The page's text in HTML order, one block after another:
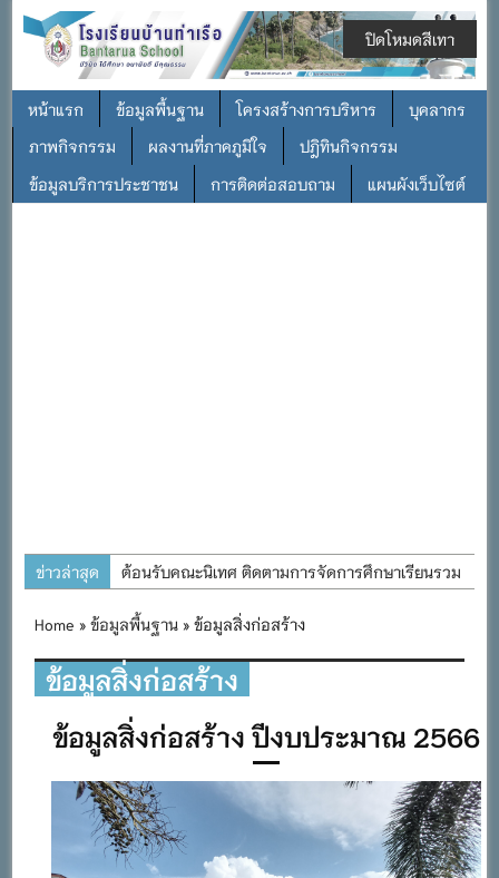
หน้าแรก ข้อมูลพื้นฐาน โครงสร้างการบริหาร
บุคลากร
ภาพกิจกรรม
ผลงานที่ภาคภูมิใจ
ปฎิทินกิจกรรม
ข้อมูลบริการประชาชน
การติดต่อสอบถาม แผนผังเว็บไซต์
ข่าวล่าสุด
ต้อนรับคณะนิเทศ ติดตามการจัดการศึกษาเรียนรวม
การอบรมการจัดทำแผนพัฒนาการจัดการศึกษาและ
แผนปฏิบัติการประจำปีของโรงเรียนในสังกัด
สำนักงานเขตพื้นที่การศึกษาประถมศึกษาภูเก็ต
พิธีถวายเครื่องราชสักการะ วางพานพุ่ม และจุด
เทียนถวายพระพรชัยมงคล เนื่องในโอกาสวันเฉลิม
พระชนมพรรษา พระบาทสมเด็จพระเจ้าอยู่หัว ๒๘
กรกฎาคม ๒๕๖๙
กิจกรรมถวายเทียนพรรษา สืบสานพระพุทธศาสนา
Home »ข้อมูลพื้นฐาน » ข้อมูลสิ่งก่อสร้าง
ข้อมูลสิ่งก่อสร้าง
ข้อมูลสิ่งก่อสร้าง ปีงบประมาณ 2566
ปิดโหมดสีเทา